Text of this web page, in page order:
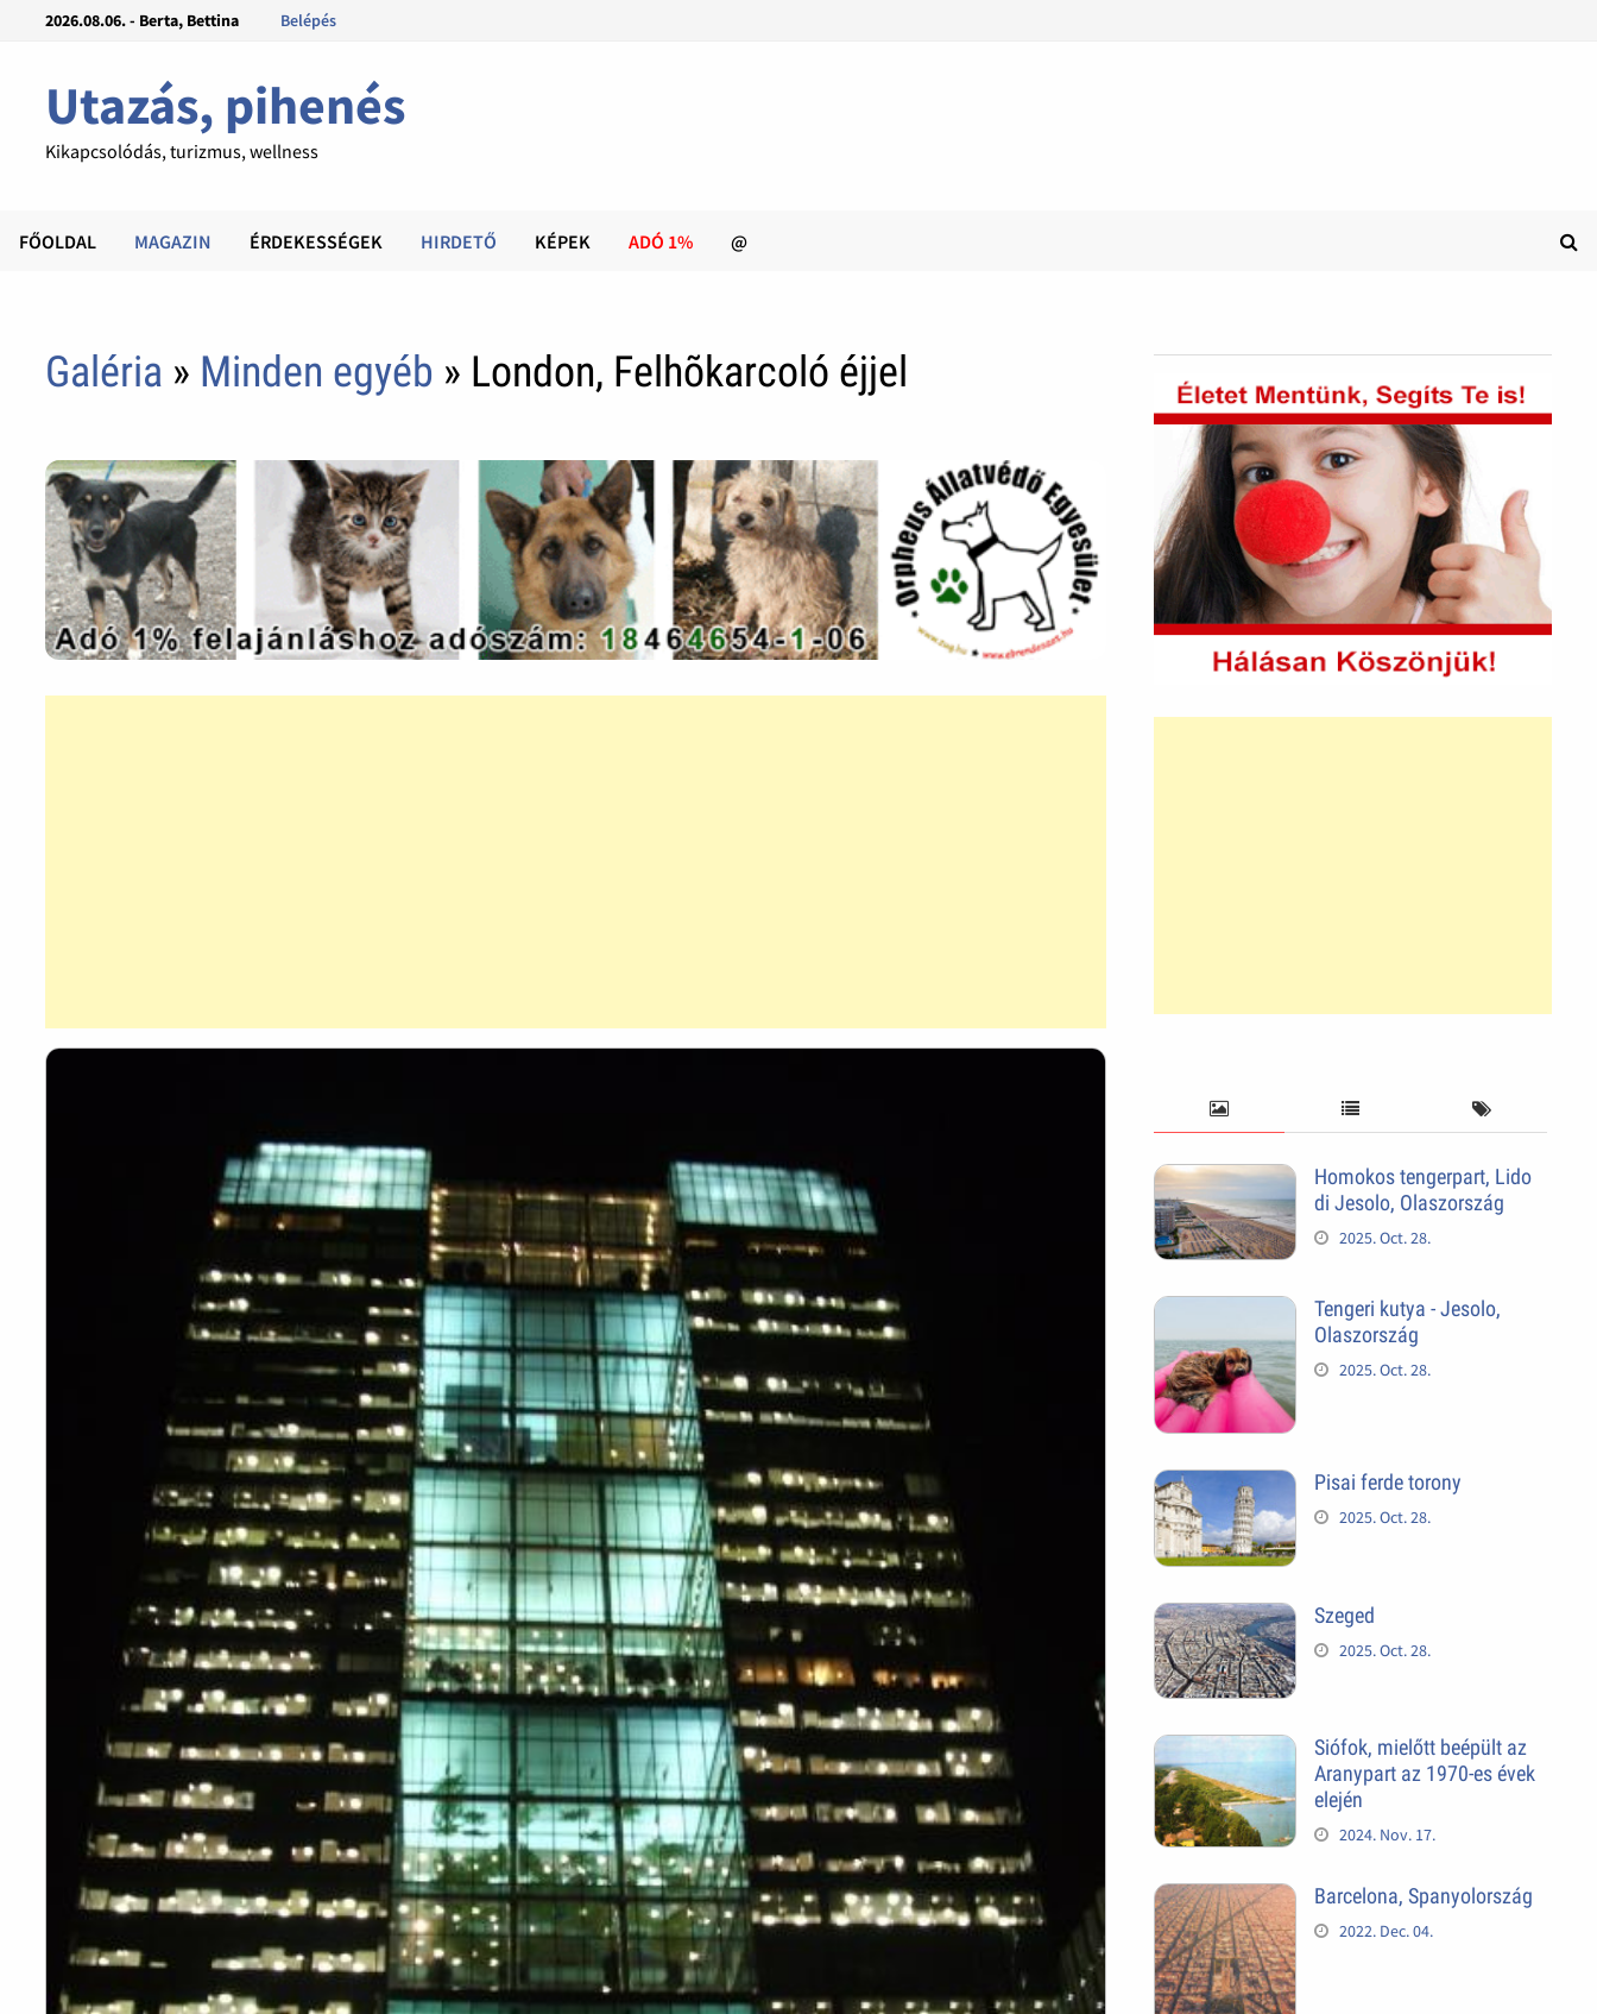
2026.08.06. - Berta, Bettina Belépés
Utazás, pihenés
Kikapcsolódás, turizmus, wellness
FŐOLDAL MAGAZIN ÉRDEKESSÉGEK HIRDETŐ KÉPEK ADÓ 1% @
Galéria » Minden egyéb » London, Felhõkarcoló éjjel
Homokos tengerpart, Lido
di Jesolo, Olaszország
2025. Oct. 28.
Tengeri kutya - Jesolo,
Olaszország
2025. Oct. 28.
Pisai ferde torony
2025. Oct. 28.
Szeged
2025. Oct. 28.
Siófok, mielőtt beépült az
Aranypart az 1970-es évek
elején
2024. Nov. 17.
Barcelona, Spanyolország
2022. Dec. 04.